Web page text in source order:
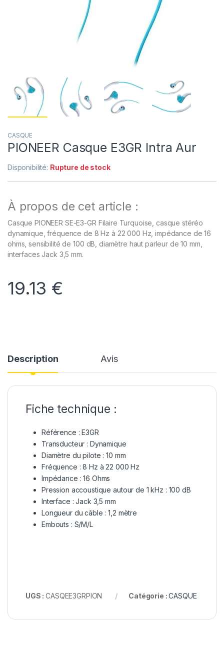
CASQUE
PIONEER Casque E3GR Intra Aur
Disponibilité: Rupture de stock
À propos de cet article :
Casque PIONEER SE-E3-GR Filaire Turquoise, casque stéréo
dynamique, fréquence de 8 Hz à 22 000 Hz, impédance de 16
ohms, sensibilité de 100 dB, diamètre haut parleur de 10 mm,
interfaces Jack 3,5 mm.
19.13 €
Description Avis
Fiche technique :
Référence : E3GR
Transducteur : Dynamique
Diamètre du pilote : 10 mm
Fréquence : 8 Hz à 22 000 Hz
Impédance : 16 Ohms
Pression accoustique autour de 1 kHz : 100 dB
Interface : Jack 3,5 mm
Longueur du câble : 1,2 mètre
Embouts : S/M/L
UGS :CASQEE3GRPION Catégorie :CASQUE